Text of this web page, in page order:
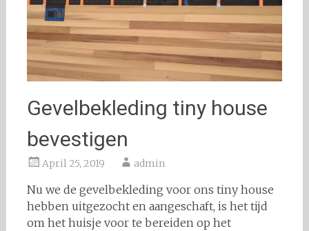
Gevelbekleding tiny house
bevestigen
April 25, 2019 admin
Nu we de gevelbekleding voor ons tiny house
hebben uitgezocht en aangeschaft, is het tijd
om het huisje voor te bereiden op het